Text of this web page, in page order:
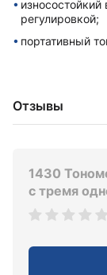
регулировкой;
портативный
Отзывы
1430
с тремя